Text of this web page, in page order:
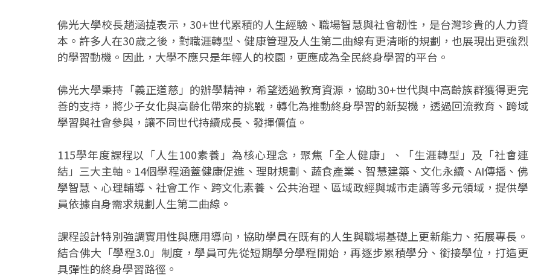
佛光大學校長趙涵㨗表示，30+世代累積的人生經驗、職場智慧與社會韌性，是台灣珍貴的人力資
本。許多人在30歲之後，對職涯轉型、健康管理及人生第二曲線有更清晰的規劃，也展現出更強烈
的學習動機。因此，大學不應只是年輕人的校園，更應成為全民終身學習的平台。
佛光大學秉持「義正道慈」的辦學精神，希望透過教育資源，協助30+世代與中高齡族群獲得更完
善的支持，將少子女化與高齡化帶來的挑戰，轉化為推動終身學習的新契機，透過回流教育、跨域
學習與社會參與，讓不同世代持續成長、發揮價值。
115學年度課程以「人生100素養」為核心理念，聚焦「全人健康」、「生涯轉型」及「社會連
結」三大主軸。14個學程涵蓋健康促進、理財規劃、蔬食產業、智慧建築、文化永續、AI傳播、佛
學智慧、心理輔導、社會工作、跨文化素養、公共治理、區域政經與城市走讀等多元領域，提供學
員依據自身需求規劃人生第二曲線。
課程設計特別強調實用性與應用導向，協助學員在既有的人生與職場基礎上更新能力、拓展專長。
結合佛大「學程3.0」制度，學員可先從短期學分學程開始，再逐步累積學分、銜接學位，打造更
具彈性的終身學習路徑。